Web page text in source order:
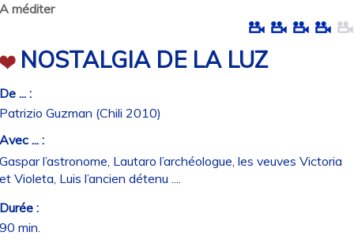
méditer
NOSTALGIA DE LA LUZ
... :
Guzman (Chili 2010)
... :
l’astronome, Lautaro l’archéologue, les veuves Victoria
Violeta, Luis l’ancien détenu ....
:
min.